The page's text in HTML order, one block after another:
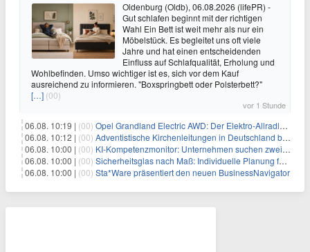
Oldenburg (Oldb), 06.08.2026 (lifePR) -
Gut schlafen beginnt mit der richtigen
Wahl Ein Bett ist weit mehr als nur ein
Möbelstück. Es begleitet uns oft viele
Jahre und hat einen entscheidenden
Einfluss auf Schlafqualität, Erholung und
Wohlbefinden. Umso wichtiger ist es, sich vor dem Kauf
ausreichend zu informieren. "Boxspringbett oder Polsterbett?"
[…] (00)
vor 1 Stunde
06.08. 10:19 | (00) Opel Grandland Electric AWD: Der Elektro-Allradler als zugkräftiges Wohnwagen-Gespann
06.08. 10:12 | (00) Adventistische Kirchenleitungen in Deutschland bekräftigen ihre „Stellungnahme zur gesellschaftlichen Situation“
06.08. 10:00 | (00) KI-Kompetenzmonitor: Unternehmen suchen zwei Drittel mehr KI-Experten
06.08. 10:00 | (00) Sicherheitsglas nach Maß: Individuelle Planung für anspruchsvolle Sicherheitsanforderungen
06.08. 10:00 | (00) Sta*Ware präsentiert den neuen BusinessNavigator